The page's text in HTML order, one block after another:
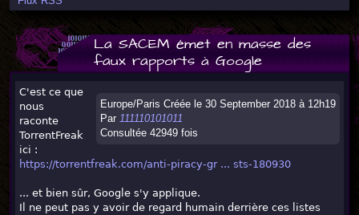
La SACEM émet en masse des
faux rapports à Google
Europe/Paris Créée le 30 September 2018 à 12h19
Par 111110101011
Consultée 42949 fois
C'est ce que
nous
raconte
TorrentFreak
ici :
https://torrentfreak.com/anti-piracy-gr ... sts-180930
... et bien sûr, Google s'y applique.
Il ne peut pas y avoir de regard humain derrière ces listes